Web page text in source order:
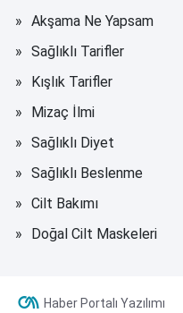
Akşama Ne Yapsam
Sağlıklı Tarifler
Kışlık Tarifler
Mizaç İlmi
Sağlıklı Diyet
Sağlıklı Beslenme
Cilt Bakımı
Doğal Cilt Maskeleri
Haber Portalı Yazılımı